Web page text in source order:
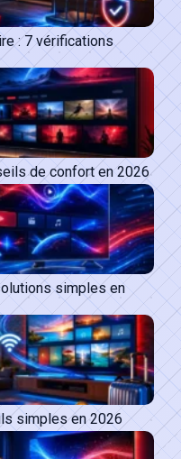
: 7 vérifications
de confort en 2026
simples en
simples en 2026